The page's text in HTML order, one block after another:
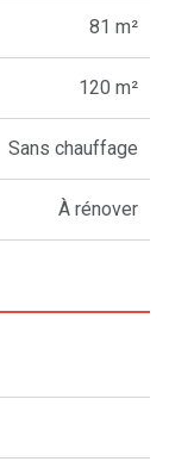
81 m²
120 m²
Sans chauffage
À rénover